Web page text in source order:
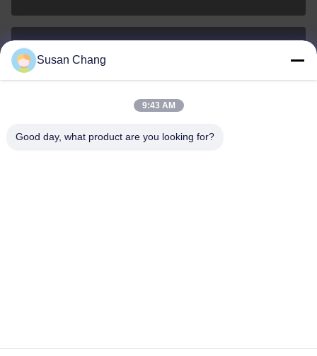
Ηλεκτρονικό
Susan@aeaxa.com
0086-13991372145
Susan Chang
9:43 AM
Good day, what product are you looking for?